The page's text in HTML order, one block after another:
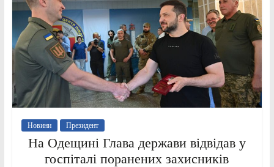
Новини Президент
На Одещині Глава держави відвідав у
госпіталі поранених захисників